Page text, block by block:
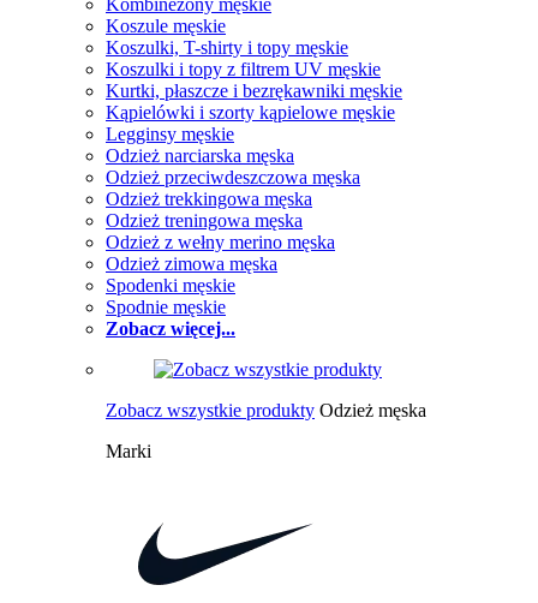
Kombinezony męskie
Koszule męskie
Koszulki, T-shirty i topy męskie
Koszulki i topy z filtrem UV męskie
Kurtki, płaszcze i bezrękawniki męskie
Kąpielówki i szorty kąpielowe męskie
Legginsy męskie
Odzież narciarska męska
Odzież przeciwdeszczowa męska
Odzież trekkingowa męska
Odzież treningowa męska
Odzież z wełny merino męska
Odzież zimowa męska
Spodenki męskie
Spodnie męskie
Zobacz więcej...
Zobacz wszystkie produkty Odzież męska
Marki